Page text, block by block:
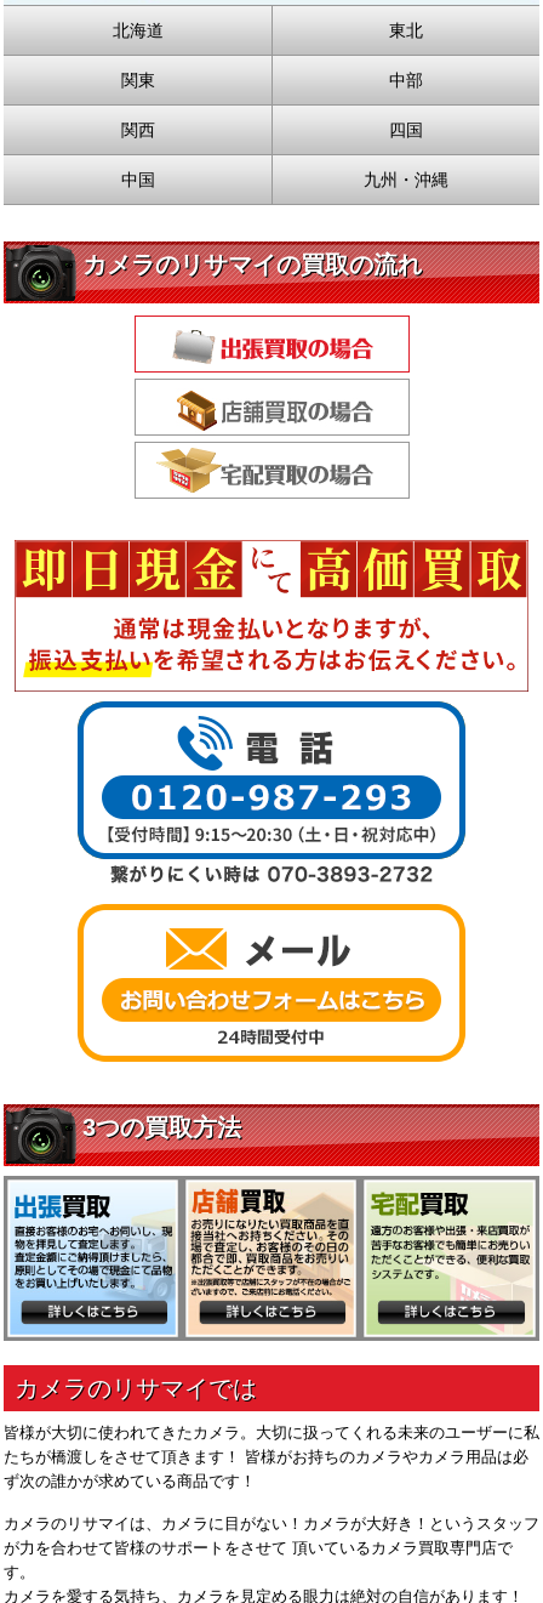
北海道 東北
関東 中部
関西 四国
中国 九州・沖縄
皆様が大切に使われてきたカメラ。大切に扱ってくれる未来のユーザーに私
たちが橋渡しをさせて頂きます！ 皆様がお持ちのカメラやカメラ用品は必
ず次の誰かが求めている商品です！
カメラのリサマイは、カメラに目がない！カメラが大好き！というスタッフ
が力を合わせて皆様のサポートをさせて 頂いているカメラ買取専門店で
す。
カメラを愛する気持ち、カメラを見定める眼力は絶対の自信があります！